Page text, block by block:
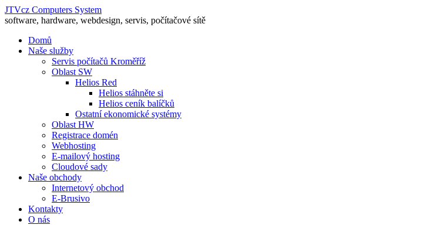
JTVcz Computers System
software, hardware, webdesign, servis, počítačové sítě
Domů
Naše služby
Servis počítačů Kroměříž
Oblast SW
Helios Red
Helios stáhněte si
Helios ceník balíčků
Ostatní ekonomické systémy
Oblast HW
Registrace domén
Webhosting
E-mailový hosting
Cloudové sady
Naše obchody
Internetový obchod
E-Brusivo
Kontakty
O nás